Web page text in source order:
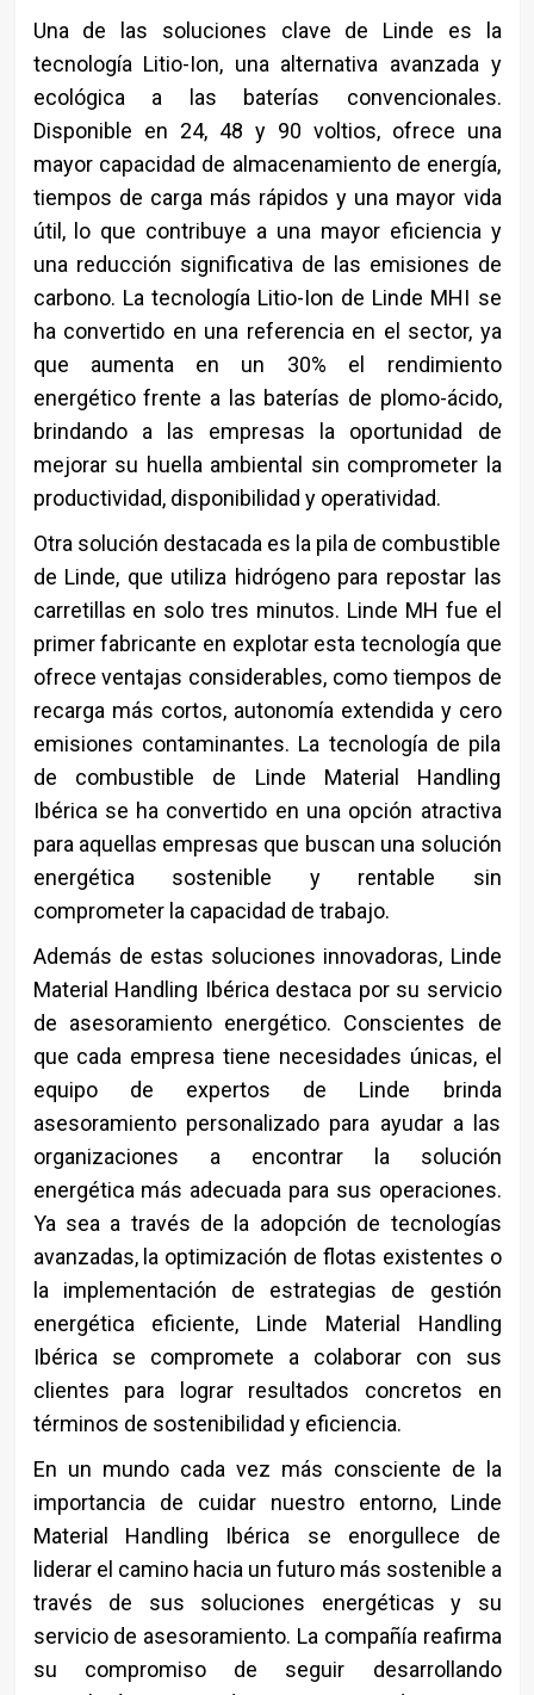
Una de las soluciones clave de Linde es la
tecnología Litio-Ion, una alternativa avanzada y
ecológica a las baterías convencionales.
Disponible en 24, 48 y 90 voltios, ofrece una
mayor capacidad de almacenamiento de energía,
tiempos de carga más rápidos y una mayor vida
útil, lo que contribuye a una mayor eficiencia y
una reducción significativa de las emisiones de
carbono. La tecnología Litio-Ion de Linde MHI se
ha convertido en una referencia en el sector, ya
que aumenta en un 30% el rendimiento
energético frente a las baterías de plomo-ácido,
brindando a las empresas la oportunidad de
mejorar su huella ambiental sin comprometer la
productividad, disponibilidad y operatividad.
Otra solución destacada es la pila de combustible
de Linde, que utiliza hidrógeno para repostar las
carretillas en solo tres minutos. Linde MH fue el
primer fabricante en explotar esta tecnología que
ofrece ventajas considerables, como tiempos de
recarga más cortos, autonomía extendida y cero
emisiones contaminantes. La tecnología de pila
de combustible de Linde Material Handling
Ibérica se ha convertido en una opción atractiva
para aquellas empresas que buscan una solución
energética sostenible y rentable sin
comprometer la capacidad de trabajo.
Además de estas soluciones innovadoras, Linde
Material Handling Ibérica destaca por su servicio
de asesoramiento energético. Conscientes de
que cada empresa tiene necesidades únicas, el
equipo de expertos de Linde brinda
asesoramiento personalizado para ayudar a las
organizaciones a encontrar la solución
energética más adecuada para sus operaciones.
Ya sea a través de la adopción de tecnologías
avanzadas, la optimización de flotas existentes o
la implementación de estrategias de gestión
energética eficiente, Linde Material Handling
Ibérica se compromete a colaborar con sus
clientes para lograr resultados concretos en
términos de sostenibilidad y eficiencia.
En un mundo cada vez más consciente de la
importancia de cuidar nuestro entorno, Linde
Material Handling Ibérica se enorgullece de
liderar el camino hacia un futuro más sostenible a
través de sus soluciones energéticas y su
servicio de asesoramiento. La compañía reafirma
su compromiso de seguir desarrollando